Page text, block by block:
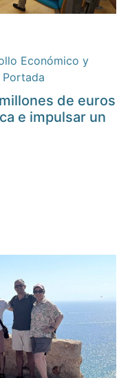
Económico y
Portada
de euros
e impulsar un